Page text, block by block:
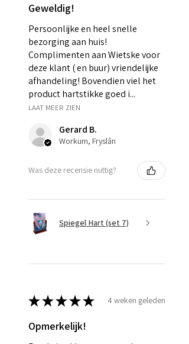
Geweldig!
Persoonlijke en heel snelle
bezorging aan huis!
Complimenten aan Wietske voor
deze klant ( en buur) vriendelijke
afhandeling! Bovendien viel het
product hartstikke goed i...
LAAT MEER ZIEN
Gerard B.
Workum, Fryslân
Was deze recensie nuttig?
Spiegel Hart (set 7)
★★★★★ 4 weken geleden
Opmerkelijk!